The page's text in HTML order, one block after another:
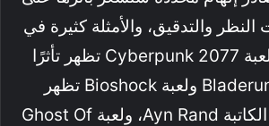
والتدقيق، والأمثلة كثيرة في
صناعة الألعاب، فلعبة Cyberpunk 2077 تظهر تأثرًا
واضحًا بفيلم Bladerunner ولعبة Bioshock تظهر
تأثرًا جليًا بروايات الكاتبة Ayn Rand، ولعبة Ghost Of